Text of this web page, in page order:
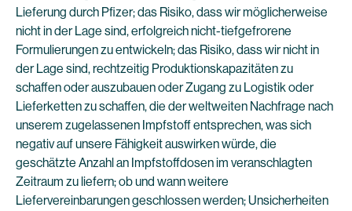
Lieferung durch Pfizer; das Risiko, dass wir möglicherweise
nicht in der Lage sind, erfolgreich nicht-tiefgefrorene
Formulierungen zu entwickeln; das Risiko, dass wir nicht in
der Lage sind, rechtzeitig Produktionskapazitäten zu
schaffen oder auszubauen oder Zugang zu Logistik oder
Lieferketten zu schaffen, die der weltweiten Nachfrage nach
unserem zugelassenen Impfstoff entsprechen, was sich
negativ auf unsere Fähigkeit auswirken würde, die
geschätzte Anzahl an Impfstoffdosen im veranschlagten
Zeitraum zu liefern; ob und wann weitere
Liefervereinbarungen geschlossen werden; Unsicherheiten